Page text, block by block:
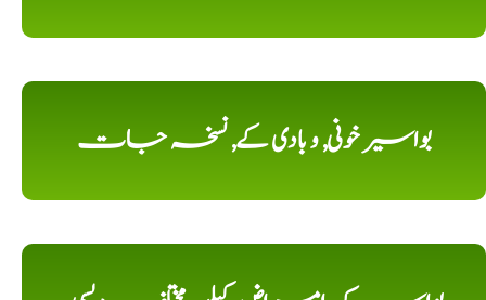
بواسیر خونی, و بادی کے, نسخہ جات